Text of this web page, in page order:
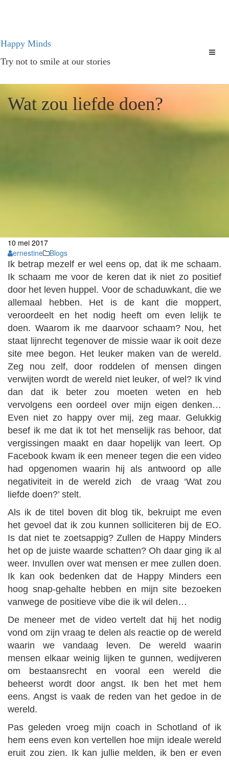
Ga
naar
de
Happy Minds
Try not to smile at our stories
Wat zou liefde doen?
10 mei 2017
ernestine
Blogs
Ik betrap mezelf er wel eens op, dat ik me schaam.
Ik schaam me voor de keren dat ik niet zo positief
door het leven huppel. Voor de schaduwkant, die we
allemaal hebben. Het is de kant die moppert,
veroordeelt en het nodig heeft om even lelijk te
doen. Waarom ik me daarvoor schaam? Nou, het
staat lijnrecht tegenover de missie waar ik ooit deze
site mee begon. Het leuker maken van de wereld.
Zeg nou zelf, door roddelen of mensen dingen
verwijten wordt de wereld niet leuker, of wel? Ik vind
dan dat ik beter zou moeten weten en heb
vervolgens een oordeel over mijn eigen denken…
Even niet zo happy over mij, zeg maar. Gelukkig
besef ik me dat ik tot het menselijk ras behoor, dat
vergissingen maakt en daar hopelijk van leert. Op
Facebook kwam ik een meneer tegen die een video
had opgenomen waarin hij als antwoord op alle
negativiteit in de wereld zich de vraag ‘Wat zou
liefde doen?’ stelt.
Als ik de titel boven dit blog tik, bekruipt me even
het gevoel dat ik zou kunnen solliciteren bij de EO.
Is dat niet te zoetsappig? Zullen de Happy Minders
het op de juiste waarde schatten? Oh daar ging ik al
weer. Invullen over wat mensen er mee zullen doen.
Ik kan ook bedenken dat de Happy Minders een
hoog snap-gehalte hebben en mijn site bezoeken
vanwege de positieve vibe die ik wil delen…
De meneer met de video vertelt dat hij het nodig
vond om zijn vraag te delen als reactie op de wereld
waarin we vandaag leven. De wereld waarin
mensen elkaar weinig lijken te gunnen, wedijveren
om bestaansrecht en vooral een wereld die
beheerst wordt door angst. Ik ben het met hem
eens. Angst is vaak de reden van het gedoe in de
wereld.
Pas geleden vroeg mijn coach in Schotland of ik
hem eens even kon vertellen hoe mijn ideale wereld
eruit zou zien. Ik kan jullie melden, ik ben er even